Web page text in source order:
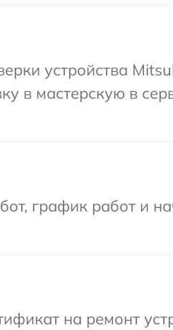
устройства
в мастерскую в
график работ и
на ремонт